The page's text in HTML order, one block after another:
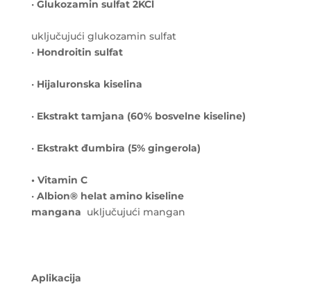
• Glukozamin sulfat 2KCl
uključujući glukozamin sulfat
• Hondroitin sulfat
• Hijaluronska kiselina
• Ekstrakt tamjana (60% bosvelne kiseline)
• Ekstrakt đumbira (5% gingerola)
• Vitamin C
• Albion® helat amino kiseline
mangana uključujući mangan
Aplikacija